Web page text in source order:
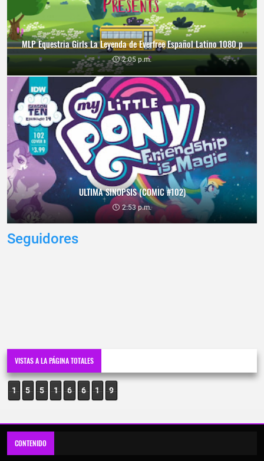
MLP Equestria Girls La Leyenda de Everfree Español Latino 1080 p
2:05 p.m.
ULTIMA SINOPSIS (COMIC #102)
2:53 p.m.
Seguidores
VISTAS A LA PÁGINA TOTALES
1 5 5 1 6 6 1 9
CONTENIDO